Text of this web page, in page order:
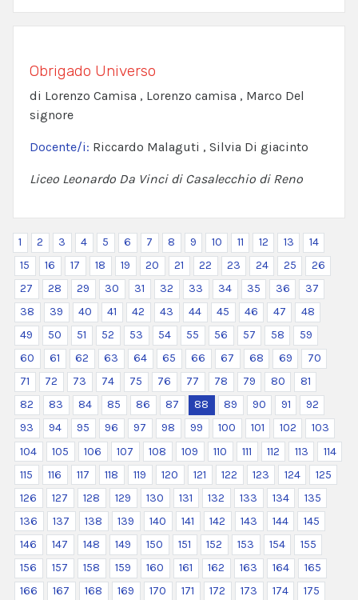
Obrigado Universo
di Lorenzo Camisa , Lorenzo camisa , Marco Del
signore
Docente/i: Riccardo Malaguti , Silvia Di giacinto
Liceo Leonardo Da Vinci di Casalecchio di Reno
1 2 3 4 5 6 7 8 9 10 11 12 13
14
15
16 17 18 19 20 21 22 23 24 25
26
27
28 29 30 31 32 33 34 35 36
37
38
39 40 41 42 43 44 45 46 47
48
49
50 51 52 53 54 55 56 57 58
59
60
61 62 63 64 65 66 67 68 69
70
71
72 73 74 75 76 77 78 79 80
81
82
83 84 85 86 87 88 89 90 91
92
93
94 95 96 97 98 99 100 101 102
103
104
105 106 107 108 109 110 111 112 113
114
115
116 117 118 119 120 121 122 123 124
125
126
127 128 129 130 131 132 133 134
135
136
137 138 139 140 141 142 143 144
145
146
147 148 149 150 151 152 153 154
155
156
157 158 159 160 161 162 163 164
165
166
167 168 169 170 171 172 173 174 175